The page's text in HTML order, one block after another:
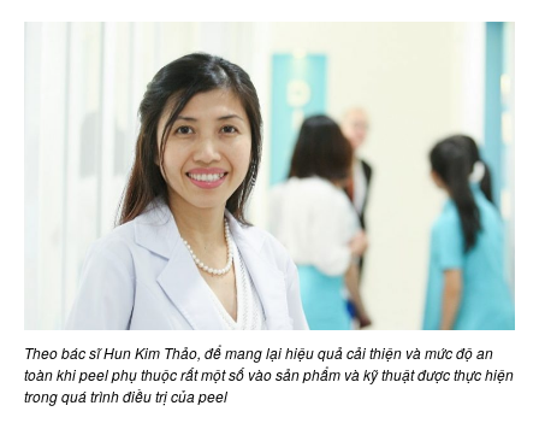
Theo bác sĩ Hun Kim Thảo, đểmang lại hiệu quả cải thiện và mức độ an
toàn khi peel phụ thuộc rất một số vào sản phẩm và kỹ thuật được thực hiện
trong quá trình điều trị của peel